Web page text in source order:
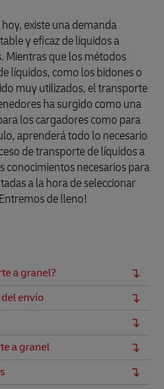
existe una demanda
y eficaz de líquidos a
Mientras que los métodos
líquidos, como los bidones o
muy utilizados, el transporte
ha surgido como una
los cargadores como para
aprenderá todo lo necesario
de transporte de líquidos a
conocimientos necesarios para
a la hora de seleccionar
de lleno!
a granel?
envío
a granel